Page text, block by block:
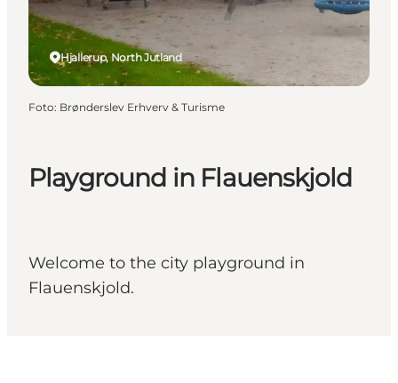
Playground in Flauenskjold
Welcome to the city playground in
Flauenskjold.
Hjallerup, North Jutland
Foto: Brønderslev Erhverv & Turisme